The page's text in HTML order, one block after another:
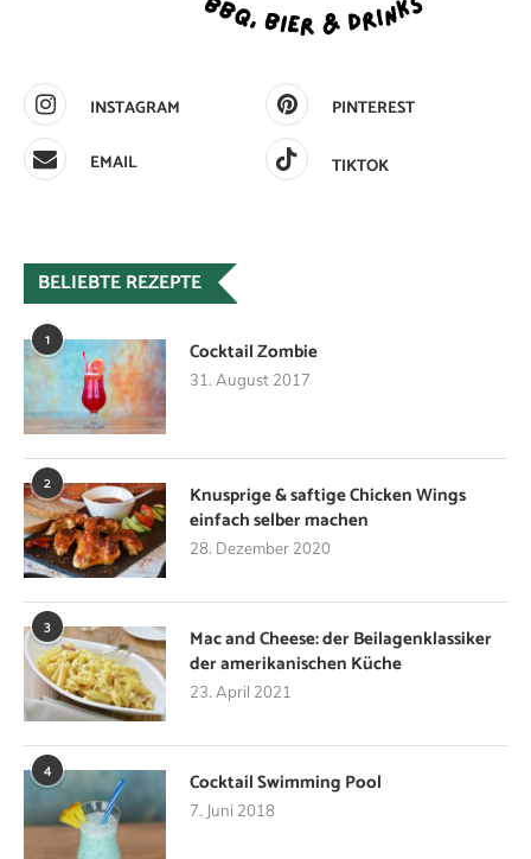
INSTAGRAM
PINTEREST
EMAIL
TIKTOK
BELIEBTE REZEPTE
1 Cocktail Zombie
31. August 2017
2
Knusprige & saftige Chicken Wings
einfach selber machen
28. Dezember 2020
3
Mac and Cheese: der Beilagenklassiker
der amerikanischen Küche
23. April 2021
4 Cocktail Swimming Pool
7. Juni 2018